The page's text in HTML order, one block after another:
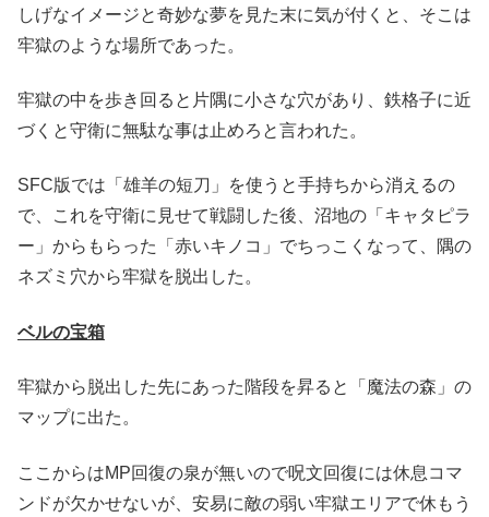
しげなイメージと奇妙な夢を見た末に気が付くと、そこは
牢獄のような場所であった。
牢獄の中を歩き回ると片隅に小さな穴があり、鉄格子に近
づくと守衛に無駄な事は止めろと言われた。
SFC版では「雄羊の短刀」を使うと手持ちから消えるの
で、これを守衛に見せて戦闘した後、沼地の「キャタピラ
ー」からもらった「赤いキノコ」でちっこくなって、隅の
ネズミ穴から牢獄を脱出した。
ベルの宝箱
牢獄から脱出した先にあった階段を昇ると「魔法の森」の
マップに出た。
ここからはMP回復の泉が無いので呪文回復には休息コマ
ンドが欠かせないが、安易に敵の弱い牢獄エリアで休もう